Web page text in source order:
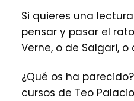
Si quieres una
pensar y pasar el
Verne, o de Salgari, o
¿Qué os ha
cursos de Teo